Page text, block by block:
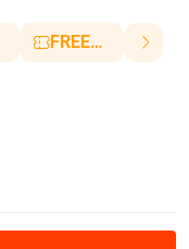
FREESHIP10